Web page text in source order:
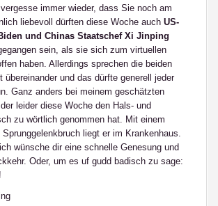
immer wieder, dass Sie noch am
liebevoll dürften diese Woche auch US-
und Chinas Staatschef Xi Jinping
sein, als sie sich zum virtuellen
haben. Allerdings sprechen die beiden
übereinander und das dürfte generell jeder
Ganz anders bei meinem geschätzten
leider diese Woche den Hals- und
zu wörtlich genommen hat. Mit einem
liegt er im Krankenhaus.
wünsche dir eine schnelle Genesung und
Oder, um es uf gudd badisch zu sage: